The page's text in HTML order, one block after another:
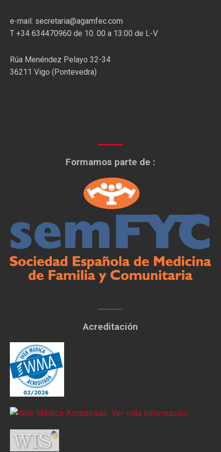
e-mail: secretaria@agamfec.com
T +34 634470960 de 10: 00 a 13:00 de L-V
Rúa Menéndez Pelayo 32-34
36211 Vigo (Pontevedra)
Formamos parte de :
Acreditación